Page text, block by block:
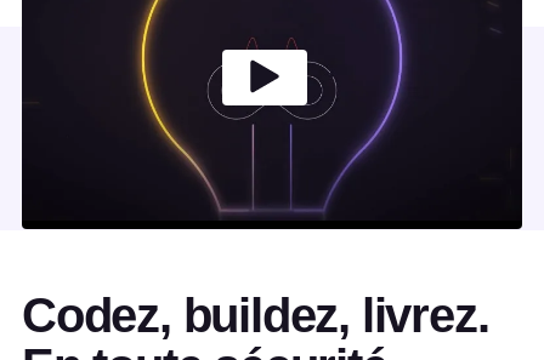
Codez, buildez, livrez.